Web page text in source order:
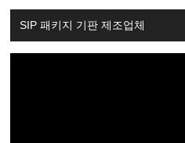
SIP 패키지 기판 제조업체